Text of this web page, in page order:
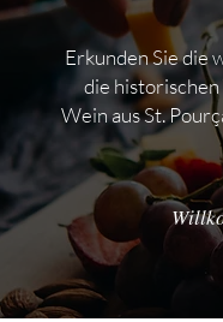
Erkunden Sie die
die
Wein aus St.